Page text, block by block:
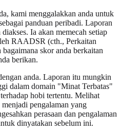
kami menggalakkan anda untuk
panduan peribadi. Laporan
Ia akan memecah setiap
RAADSR (cth., Perkaitan
skor anda berkaitan
berikan.
anda. Laporan itu mungkin
dalam domain "Minat Terbatas"
hobi tertentu. Melihat
pengalaman yang
perasaan dan pengalaman
dinyatakan sebelum ini.